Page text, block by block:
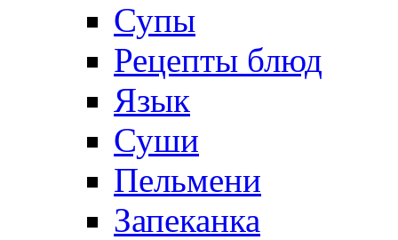
Супы
Рецепты блюд
Язык
Суши
Пельмени
Запеканка